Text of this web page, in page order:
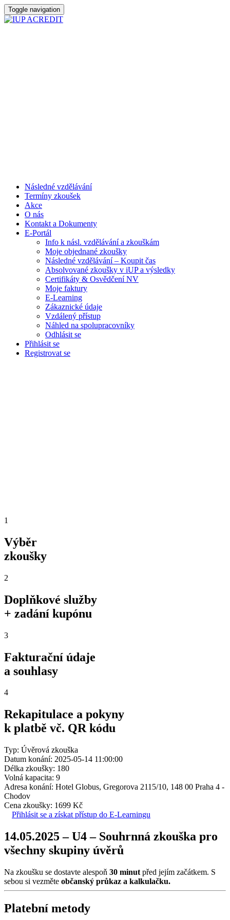
Toggle navigation
Následné vzdělávání
Termíny zkoušek
Akce
O nás
Kontakt a Dokumenty
E-Portál
Info k násl. vzdělávání a zkouškám
Moje objednané zkoušky
Následné vzdělávání – Koupit čas
Absolvované zkoušky v iUP a výsledky
Certifikáty & Osvědčení NV
Moje faktury
E-Learning
Zákaznické údaje
Vzdálený přístup
Náhled na spolupracovníky
Odhlásit se
Přihlásit se
Registrovat se
1
Výběr
zkoušky
2
Doplňkové služby
+ zadání kupónu
3
Fakturační údaje
a souhlasy
4
Rekapitulace a pokyny
k platbě vč. QR kódu
Typ: Úvěrová zkouška
Datum konání: 2025-05-14 11:00:00
Délka zkoušky: 180
Volná kapacita: 9
Adresa konání: Hotel Globus, Gregorova 2115/10, 148 00 Praha 4 -
Chodov
Cena zkoušky: 1699 Kč
Přihlásit se a získat přístup do E-Learningu
14.05.2025 – U4 – Souhrnná zkouška pro
všechny skupiny úvěrů
Na zkoušku se dostavte alespoň 30 minut před jejím začátkem. S
sebou si vezměte občanský průkaz a kalkulačku.
Platební metody